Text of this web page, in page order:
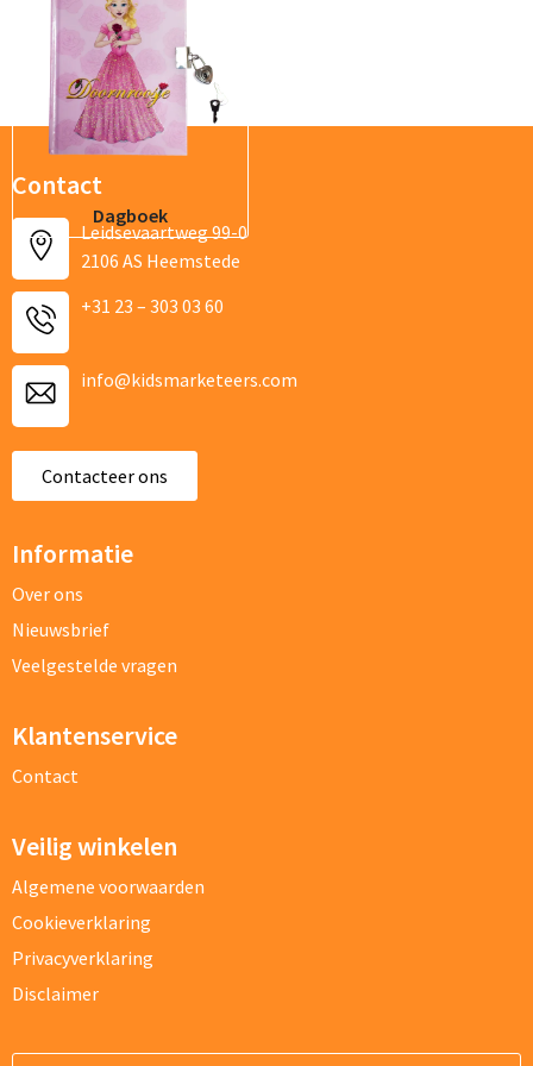
Dagboek
Contact
Leidsevaartweg 99-0
2106 AS Heemstede
+31 23 – 303 03 60
info@kidsmarketeers.com
Contacteer ons
Informatie
Over ons
Nieuwsbrief
Veelgestelde vragen
Klantenservice
Contact
Veilig winkelen
Algemene voorwaarden
Cookieverklaring
Privacyverklaring
Disclaimer
E-mailadres
Telefoonnummer
Product
Gewenste aantal producten
Beschrijf je aanvraag (incl kleuren van textiel en bedrukking)
Bestand
Vraag/opmerking